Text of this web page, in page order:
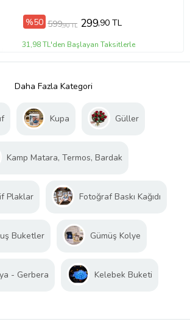
%50 599,90 TL 299,90 TL
31,98 TL'den Başlayan Taksitlerle
Daha Fazla Kategori
Kupa Güller
Kamp Matara, Termos, Bardak
Plaklar Fotoğraf Baskı Kağıdı
Buketler Gümüş Kolye
- Gerbera Kelebek Buketi